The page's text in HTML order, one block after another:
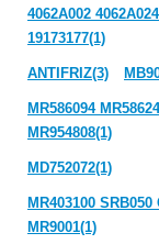
4062A002
19173177(1)
ANTIFRIZ(3)
MR586094
MR954808(1)
MD752072(1)
MR403100 SRB050
MR9001(1)